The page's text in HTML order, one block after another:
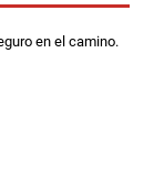
en el camino.